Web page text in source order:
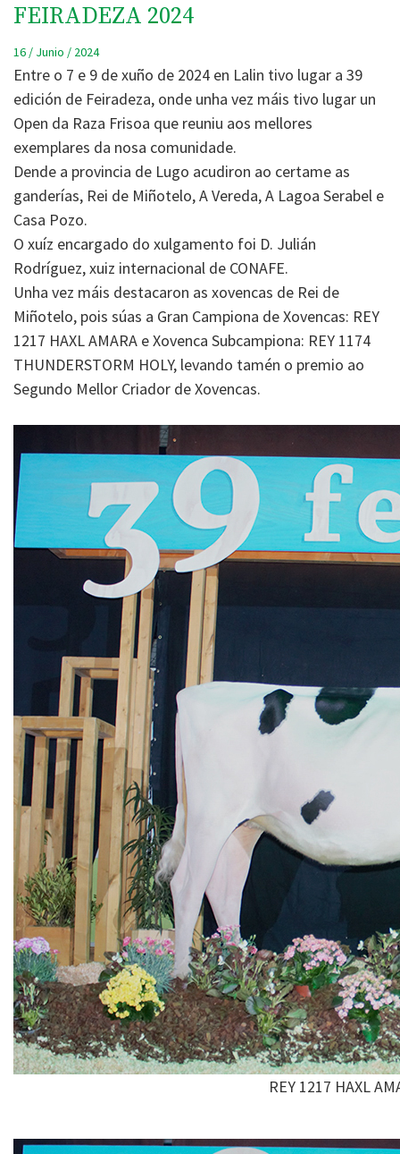
FEIRADEZA 2024
16 / Junio / 2024
Entre o 7 e 9 de xuño de 2024 en Lalin tivo lugar a 39
edición de Feiradeza, onde unha vez máis tivo lugar un
Open da Raza Frisoa que reuniu aos mellores
exemplares da nosa comunidade.
Dende a provincia de Lugo acudiron ao certame as
ganderías, Rei de Miñotelo, A Vereda, A Lagoa Serabel e
Casa Pozo.
O xuíz encargado do xulgamento foi D. Julián
Rodríguez, xuiz internacional de CONAFE.
Unha vez máis destacaron as xovencas de Rei de
Miñotelo, pois súas a Gran Campiona de Xovencas: REY
1217 HAXL AMARA e Xovenca Subcampiona: REY 1174
THUNDERSTORM HOLY, levando tamén o premio ao
Segundo Mellor Criador de Xovencas.
REY 1217 HAXL